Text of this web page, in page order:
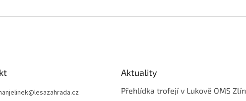
@lesazahrada.cz
Aktuality
Přehlídka trofejí v Lukově OMS Zlín